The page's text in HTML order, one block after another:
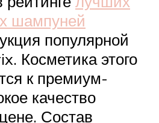
шампуней
популярной
Косметика этого
к премиум-
качество
Состав